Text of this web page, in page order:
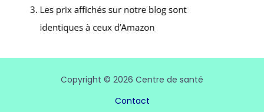
Copyright © 2026 Centre de santé
Contact